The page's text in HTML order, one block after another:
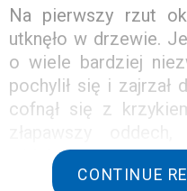
Na pierwszy rzut
utknęło w drzewie.
o wiele bardziej
pochylił się i zajrzał
cofnął się z
widział w środku
CONTINUE